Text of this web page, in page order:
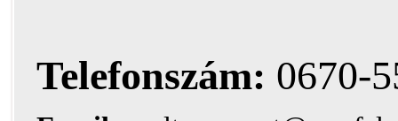
Telefonszám: 0670-